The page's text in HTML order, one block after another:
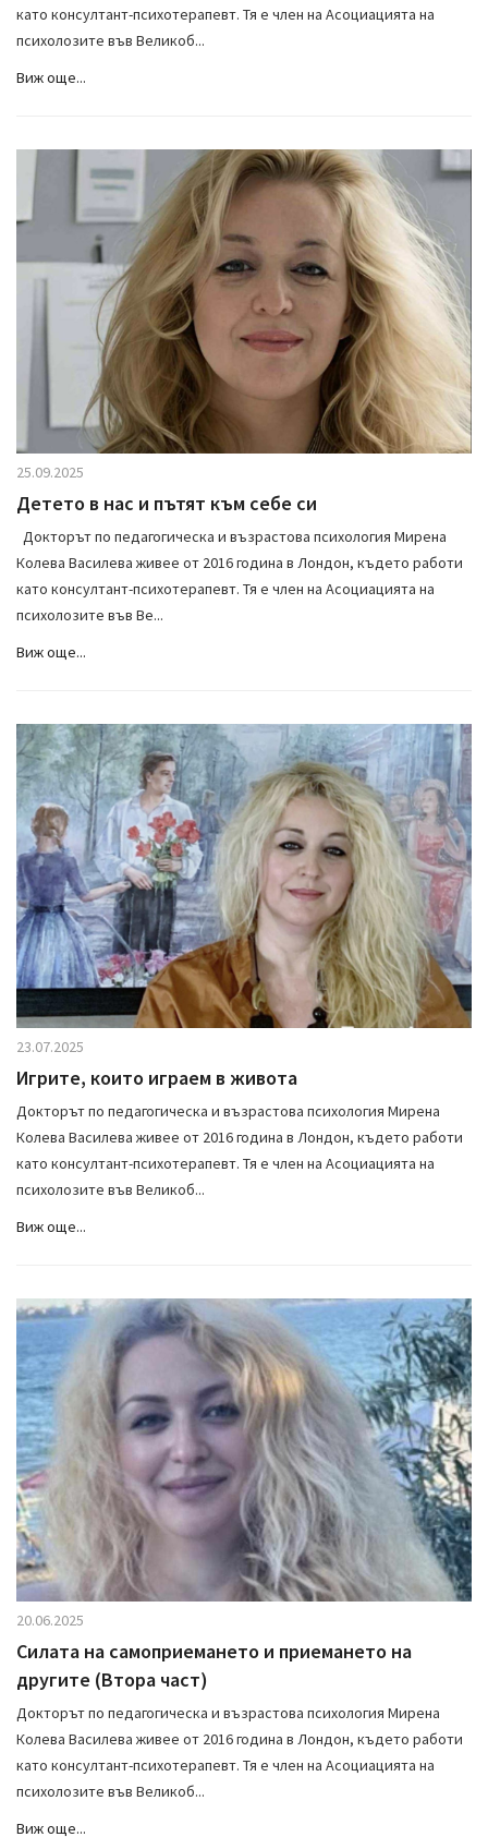
като консултант-психотерапевт. Тя е член на Асоциацията на
психолозите във Великоб...
Виж още...
25.09.2025
Детето в нас и пътят към себе си
Докторът по педагогическа и възрастова психология Мирена
Колева Василева живее от 2016 година в Лондон, където работи
като консултант-психотерапевт. Тя е член на Асоциацията на
психолозите във Ве...
Виж още...
23.07.2025
Игрите, които играем в живота
Докторът по педагогическа и възрастова психология Мирена
Колева Василева живее от 2016 година в Лондон, където работи
като консултант-психотерапевт. Тя е член на Асоциацията на
психолозите във Великоб...
Виж още...
20.06.2025
Силата на самоприемането и приемането на
другите (Втора част)
Докторът по педагогическа и възрастова психология Мирена
Колева Василева живее от 2016 година в Лондон, където работи
като консултант-психотерапевт. Тя е член на Асоциацията на
психолозите във Великоб...
Виж още...